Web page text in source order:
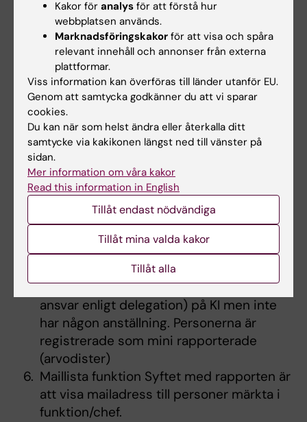
information om anställda där BESTA-
koden inte stämmer överens med
uppgiften om funktion. Har man en
funktion som chef ska man även vara
kodad som chef i BESTA och tvärtom.
Funktion på 67+ Syftet med rapporten är
att få information om det finns funktion
kopplat till anställd som är 67+.
Information om närmaste chef Syftet med
rapporten är att kunna få en
personalredovisning tillsammans med
information om vem som är den
anställdes närmaste chef.
Minirappade med funktion Syftet med
rapporten är att få information om
personer som är chef (eller har annat
ansvar enligt delegation) på KI men inte
har någon anställning. Personerna är
registrerade som mini rapporterade
(arvodister)
Maillista funktion Syftet med rapporten är
att visa mailadress till personer märkta i
funktion/chef.
Kakor för analys för att förstå hur
webbplatsen används.
Marknadsföringskakor för att visa och spåra
relevant innehåll och annonser från externa
plattformar.
Viss information kan överföras till länder utanför EU.
Genom att samtycka godkänner du att vi sparar
cookies.
Du kan när som helst ändra eller återkalla ditt
samtycke via kakikonen längst ned till vänster på
sidan.
Mer information om våra kakor
Read this information in English
Tillåt endast nödvändiga
Tillåt mina valda kakor
Tillåt alla